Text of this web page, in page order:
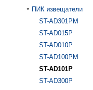
ПИК извещатели
ST-AD301PM
ST-AD015P
ST-AD010P
ST-AD100PM
ST-AD101P
ST-AD300P